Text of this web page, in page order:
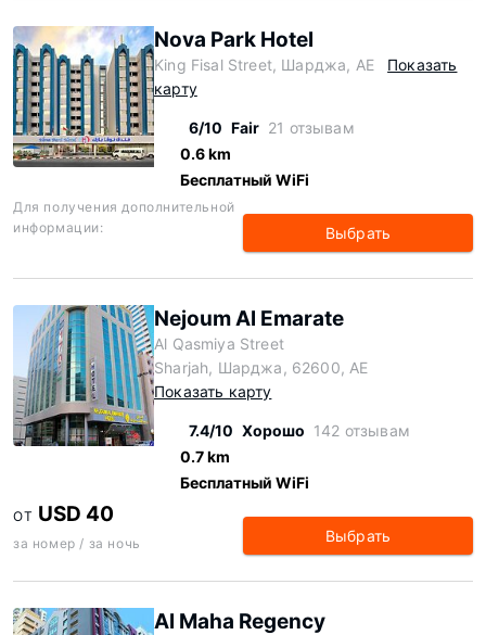
Nova Park Hotel
King Fisal Street, Шарджа, AE
Показать
карту
6/10 Fair 21 отзывам
0.6 km
Бесплатный WiFi
Для получения дополнительной
информации:
Выбрать
Nejoum Al Emarate
Al Qasmiya Street
Sharjah, Шарджа, 62600, AE
Показать карту
7.4/10 Хорошо 142 отзывам
0.7 km
Бесплатный WiFi
ОТ USD 40
за номер / за ночь Выбрать
Al Maha Regency